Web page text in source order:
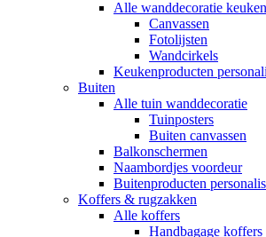
Alle wanddecoratie keuken
Canvassen
Fotolijsten
Wandcirkels
Keukenproducten
Buiten
Alle tuin wanddecoratie
Tuinposters
Buiten canvassen
Balkonschermen
Naambordjes voordeur
Buitenproducten
Koffers & rugzakken
Alle koffers
Handbagage koffers